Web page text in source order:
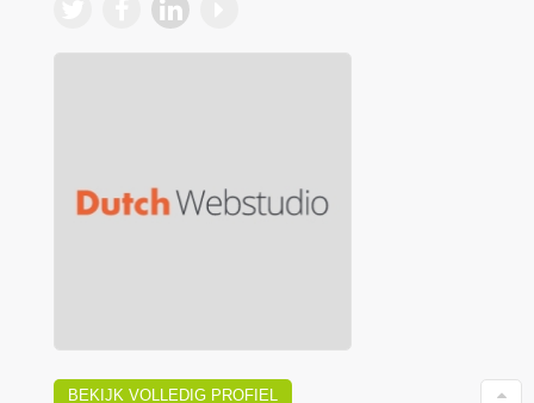
BEKIJK VOLLEDIG PROFIEL